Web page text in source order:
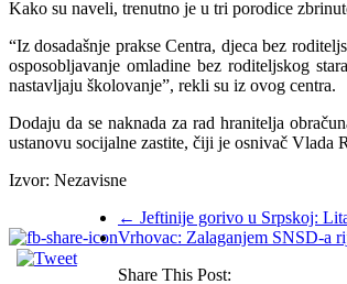
Kako su naveli, trenutno je u tri porodice
“Iz dosadašnje prakse Centra, djeca bez
osposobljavanje omladine bez roditeljskog
nastavljaju školovanje”, rekli su iz ovog centra.
Dodaju da se naknada za rad hranitelja
ustanovu socijalne zastite, čiji je osnivač Vlada
Izvor: Nezavisne
← Jeftinije gorivo u Srpskoj:
Vrhovac: Zalaganjem SNSD-a
Share This Post: